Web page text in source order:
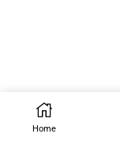
Home